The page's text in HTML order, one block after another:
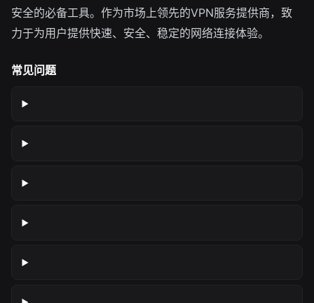
安全的必备工具。作为市场上领先的VPN服务提供商，致
力于为用户提供快速、安全、稳定的网络连接体验。
常见问题